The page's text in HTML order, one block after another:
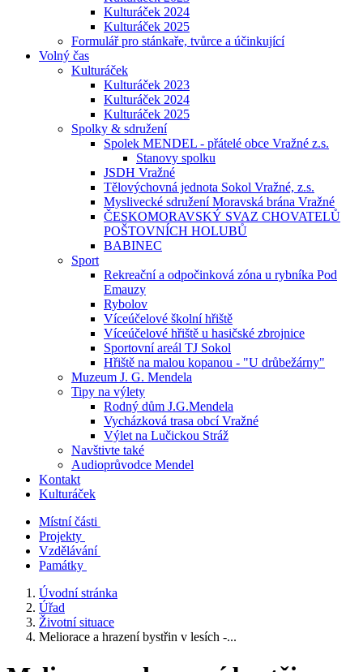
Kulturáček 2024
Kulturáček 2025
Formulář pro stánkaře, tvůrce a účinkující
Volný čas
Kulturáček
Kulturáček 2023
Kulturáček 2024
Kulturáček 2025
Spolky & sdružení
Spolek MENDEL - přátelé obce Vražné z.s.
Stanovy spolku
JSDH Vražné
Tělovýchovná jednota Sokol Vražné, z.s.
Myslivecké sdružení Moravská brána Vražné
ČESKOMORAVSKÝ SVAZ CHOVATELŮ
POŠTOVNÍCH HOLUBŮ
BABINEC
Sport
Rekreační a odpočinková zóna u rybníka Pod
Emauzy
Rybolov
Víceúčelové školní hřiště
Víceúčelové hřiště u hasičské zbrojnice
Sportovní areál TJ Sokol
Hřiště na malou kopanou - "U drůbežárny"
Muzeum J. G. Mendela
Tipy na výlety
Rodný dům J.G.Mendela
Vycházková trasa obcí Vražné
Výlet na Lučickou Stráž
Navštivte také
Audioprůvodce Mendel
Kontakt
Kulturáček
Místní části
Projekty
Vzdělávání
Památky
Úvodní stránka
Úřad
Životní situace
Meliorace a hrazení bystřin v lesích -...